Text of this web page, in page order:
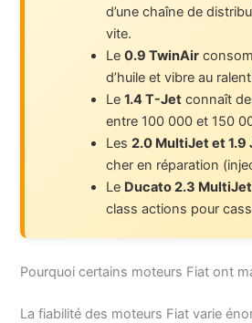
d’une chaîne de
vite.
Le0.9 TwinAir
d’huile et vibre au
Le1.4 T-Jet connaît
entre 100 000 et 150
Les2.0 MultiJet et 1.9
cher en réparation
Le Ducato 2.3 MultiJet
class actions pour
Pourquoi certains moteurs Fiat ont
La fiabilité des moteurs Fiat varie